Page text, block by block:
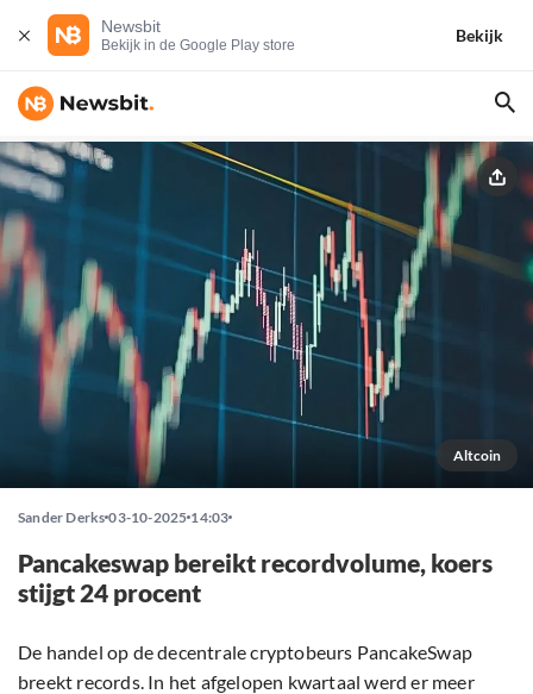
Newsbit
Bekijk in de Google Play store
Bekijk
Altcoin
Sander Derks 03-10-2025 14:03
Pancakeswap bereikt recordvolume, koers
stijgt 24 procent
De handel op de decentrale cryptobeurs PancakeSwap
breekt records. In het afgelopen kwartaal werd er meer